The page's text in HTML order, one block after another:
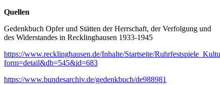
Quellen
Gedenkbuch Opfer und Stätten der Herrschaft, der Verfolgung und
des Widerstandes in Recklinghausen 1933-1945
https://www.recklinghausen.de/Inhalte/Startseite/
form=detail&db=545&id=683
https://www.bundesarchiv.de/gedenkbuch/de988981